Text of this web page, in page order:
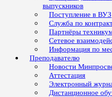
выпускников
Поступление в ВУЗ
Служба по
Партнёры
Сетевое
Информация по
Преподавателю
Новости
Аттестация
Электронный
Дистанционное